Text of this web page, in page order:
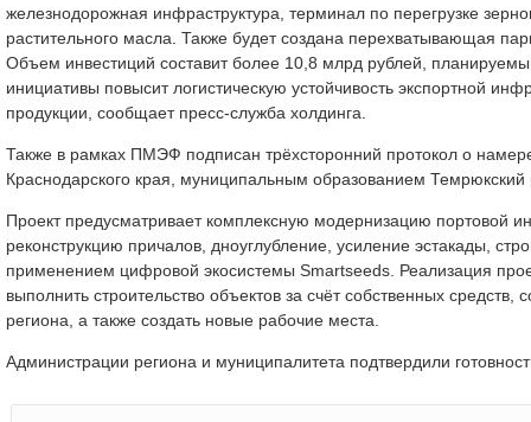
железнодорожная инфраструктура, терминал по перегрузке
растительного масла. Также будет создана перехватывающая
Объем инвестиций составит более 10,8 млрд рублей,
инициативы повысит логистическую устойчивость экспортной
продукции, сообщает пресс-служба холдинга.
Также в рамках ПМЭФ подписан трёхсторонний протокол о
Краснодарского края, муниципальным образованием
Проект предусматривает комплексную модернизацию портовой
реконструкцию причалов, дноуглубление, усиление эстакады,
применением цифровой экосистемы Smartseeds. Реализация
выполнить строительство объектов за счёт собственных
региона, а также создать новые рабочие места.
Администрации региона и муниципалитета подтвердили